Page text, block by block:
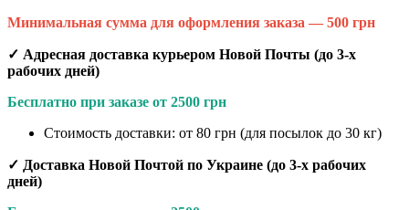
Минимальная сумма для оформления заказа — 500 грн
✓ Адресная доставка курьером Новой Почты (до 3-х
рабочих дней)
Бесплатно при заказе от 2500 грн
Стоимость доставки: от 80 грн (для посылок до 30 кг)
✓ Доставка Новой Почтой по Украине (до 3-х рабочих
дней)